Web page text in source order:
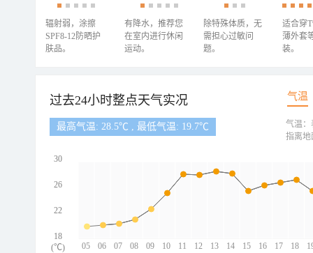
辐射弱，涂擦
SPF8-12防晒护
肤品。
有降水，推荐您
在室内进行休闲
运动。
除特殊体质，无
需担心过敏问
题。
适合穿
薄外套
装。
过去24小时整点天气实况 气温
最高气温: 28.5℃ , 最低气温: 19.7℃
05 06 07 08 09 10 11 12 13 14 15 16 17 18
30
26
22
18
(℃)
气温：
指离地